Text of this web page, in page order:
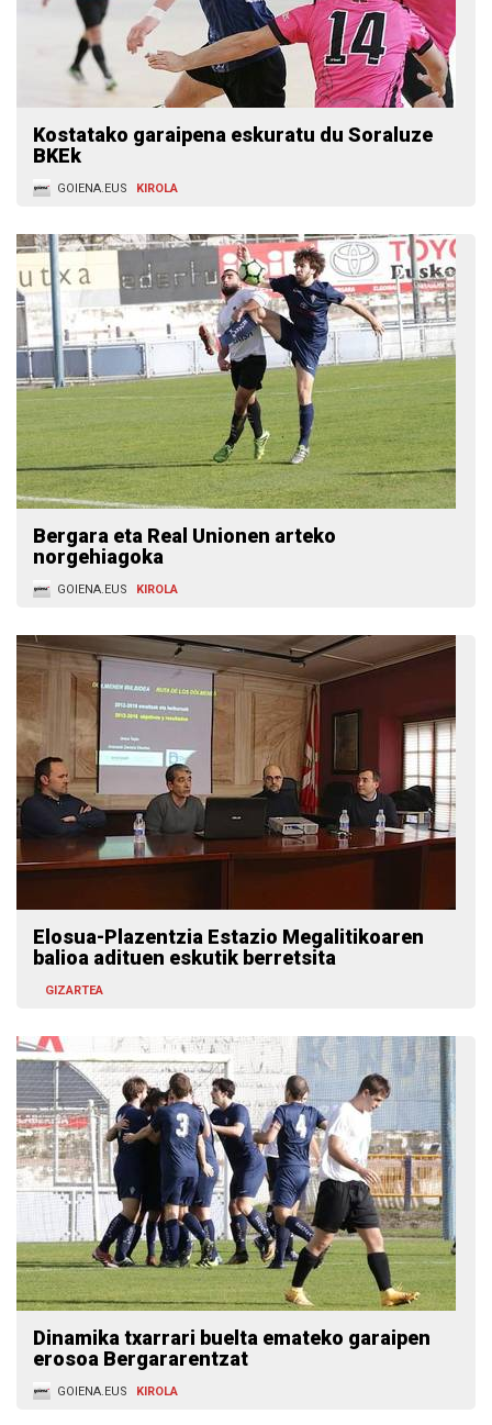
Kostatako garaipena eskuratu du Soraluze
BKEk
GOIENA.EUS KIROLA
Bergara eta Real Unionen arteko
norgehiagoka
GOIENA.EUS KIROLA
Elosua-Plazentzia Estazio Megalitikoaren
balioa adituen eskutik berretsita
GIZARTEA
Dinamika txarrari buelta emateko garaipen
erosoa Bergararentzat
GOIENA.EUS KIROLA